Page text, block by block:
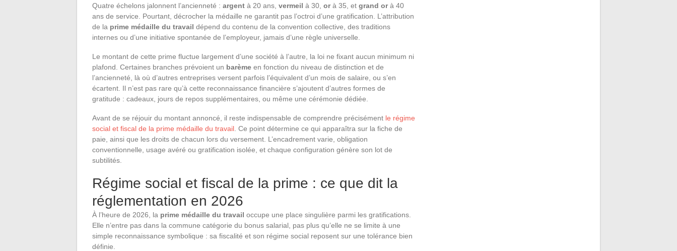
Quatre échelons jalonnent l’ancienneté : argent à 20 ans, vermeil à 30, orà 35, et grand orà 40
ans de service. Pourtant, décrocher la médaille ne garantit pas l’octroi d’une gratification. L’attribution
de la prime médaille du travail dépend du contenu de la convention collective, des traditions
internes ou d’une initiative spontanée de l’employeur, jamais d’une règle universelle.
Le montant de cette prime fluctue largement d’une société à l’autre, la loi ne fixant aucun minimum ni
plafond. Certaines branches prévoient un barème en fonction du niveau de distinction et de
l’ancienneté, là où d’autres entreprises versent parfois l’équivalent d’un mois de salaire, ou s’en
écartent. Il n’est pas rare qu’à cette reconnaissance financière s’ajoutent d’autres formes de
gratitude : cadeaux, jours de repos supplémentaires, ou même une cérémonie dédiée.
Avant de se réjouir du montant annoncé, il reste indispensable de comprendre précisément le régime
social et fiscal de la prime médaille du travail . Ce point détermine ce qui apparaîtra sur la fiche de
paie, ainsi que les droits de chacun lors du versement. L’encadrement varie, obligation
conventionnelle, usage avéré ou gratification isolée, et chaque configuration génère son lot de
subtilités.
Régime social et fiscal de la prime : ce que dit la
réglementation en 2026
À l’heure de 2026, la prime médaille du travail occupe une place singulière parmi les gratifications.
Elle n’entre pas dans la commune catégorie du bonus salarial, pas plus qu’elle ne se limite à une
simple reconnaissance symbolique : sa fiscalité et son régime social reposent sur une tolérance bien
définie.